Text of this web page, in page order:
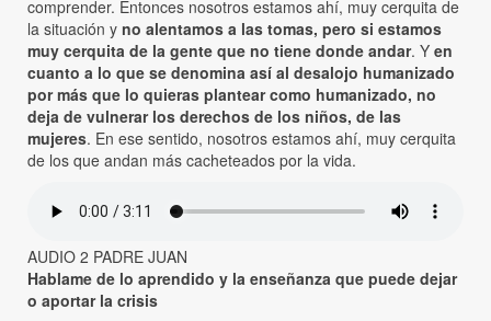
comprender. Entonces nosotros estamos ahí, muy cerquita de
la situación y no alentamos a las tomas, pero si estamos
muy cerquita de la gente que no tiene donde andar. Y en
cuanto a lo que se denomina así al desalojo humanizado
por más que lo quieras plantear como humanizado, no
deja de vulnerar los derechos de los niños, de las
mujeres. En ese sentido, nosotros estamos ahí, muy cerquita
de los que andan más cacheteados por la vida.
AUDIO 2 PADRE JUAN
Hablame de lo aprendido y la enseñanza que puede dejar
o aportar la crisis